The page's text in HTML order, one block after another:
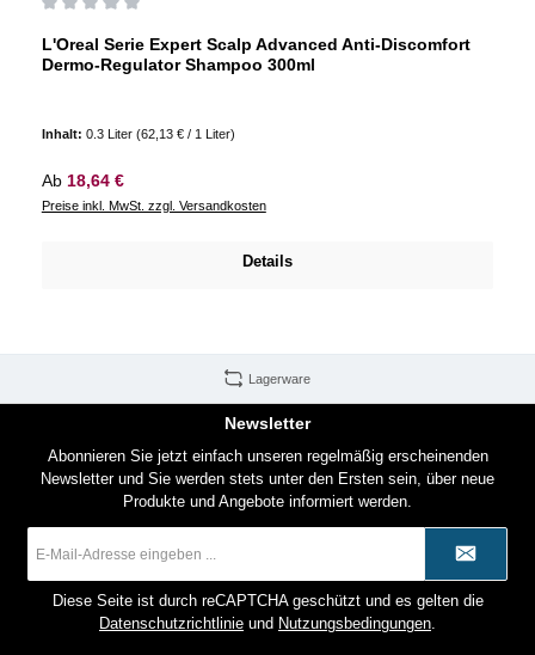
L'Oreal Serie Expert Scalp Advanced Anti-Discomfort
Dermo-Regulator Shampoo 300ml
Inhalt: 0.3 Liter (62,13 € / 1 Liter)
Regulärer Preis:
Ab 18,64 €
Preise inkl. MwSt. zzgl. Versandkosten
Details
Lagerware
Newsletter
Abonnieren Sie jetzt einfach unseren regelmäßig erscheinenden
Newsletter und Sie werden stets unter den Ersten sein, über neue
Produkte und Angebote informiert werden.
Mail-
Adresse
Diese Seite ist durch reCAPTCHA geschützt und es gelten die
Datenschutzrichtlinie und Nutzungsbedingungen